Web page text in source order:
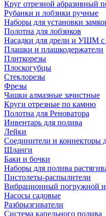
Круг отрезной абразивный
Рубанки и лобзики ручные
Наборы для установки
Полотна для лобзиков
Насадки для дрели и УШМ с
Плашки и плашкодержатели
Плиткорезы
Плоскогубцы
Стеклорезы
Фрезы
Чашки алмазные зачистные
Круги отрезные по камню
Полотна для Реноватора
Инвентарь для полива
Лейки
Соединители и коннекторы
Шланги
Баки и бочки
Наборы для полива
Пистолеты-распылители
Вибрационный погружной
Насосы садовые
Разбрызгиватели
Система капельного полива